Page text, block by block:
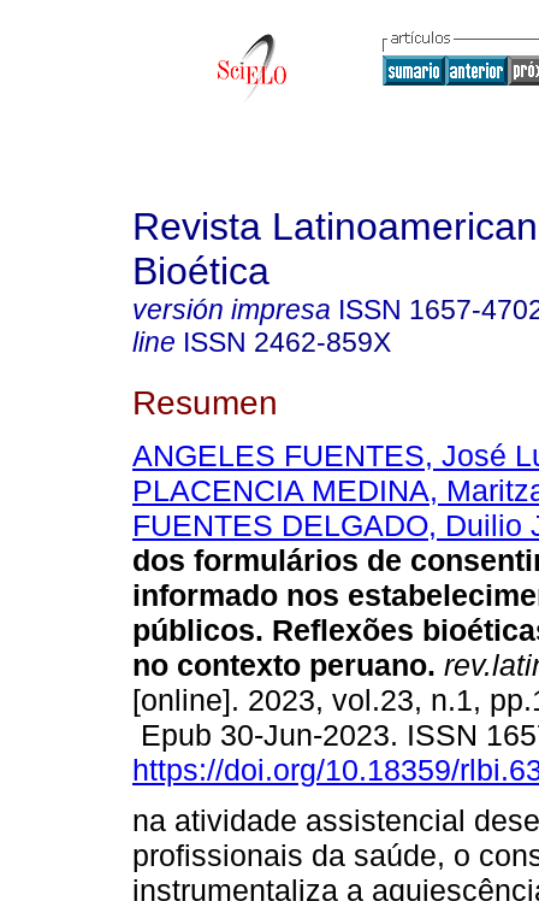
Revista
Bioética
versión impresa ISSN 1657-
line ISSN 2462-859X
Resumen
ANGELES FUENTES, José
PLACENCIA MEDINA,
FUENTES DELGADO, Duilio
dos formulários de
informado nos
públicos. Reflexões
no contexto peruano.
[online]. 2023, vol.23, n.1,
Epub 30-Jun-2023. ISSN
https://doi.org/10.18359/
na atividade assistencial
profissionais da saúde, o
instrumentaliza a